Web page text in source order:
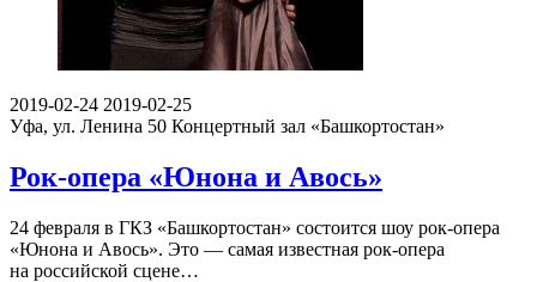
2019-02-24 2019-02-25
Уфа, ул. Ленина 50 Концертный зал «Башкортостан»
Рок-опера «Юнона и Авось»
24 февраля в ГКЗ «Башкортостан» состоится шоу рок-опера
«Юнона и Авось». Это — самая известная рок-опера
на российской сцене…